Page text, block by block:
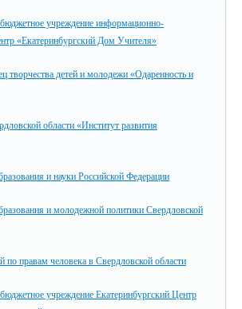
учреждение информационно-
«Екатеринбургский Дом Учителя»
творчества детей и молодежи «Одаренность и
области «Институт развития
и науки Российской Федерации
и молодежной политики Свердловской
правам человека в Свердловской области
учреждение Екатеринбургский Центр